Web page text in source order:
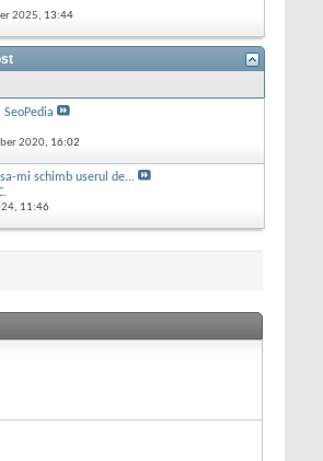
2025, 13:44
2020, 16:02
sa-mi schimb userul de...
11:46